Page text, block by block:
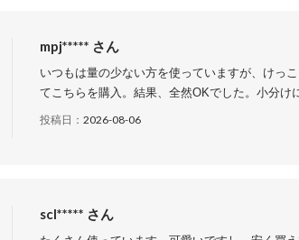
mpj***** さん
いつもは量の少ない方を使っていますが、けっ
てこちらを購入。結果、全然OKでした。小分け
投稿日： 2026-08-06
scl***** さん